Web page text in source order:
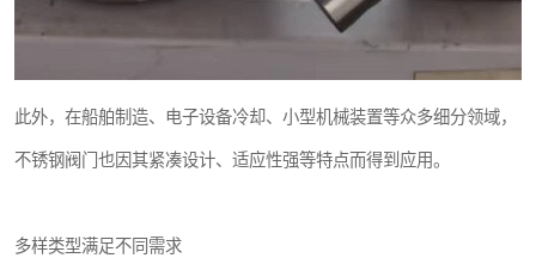
此外，在船舶制造、电子设备冷却、小型机械装置等众多细分领域，
不锈钢阀门也因其紧凑设计、适应性强等特点而得到应用。
多样类型满足不同需求